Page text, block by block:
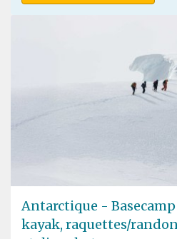
Antarctique -
kayak, raquettes/